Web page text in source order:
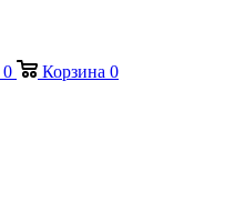
0 Корзина 0